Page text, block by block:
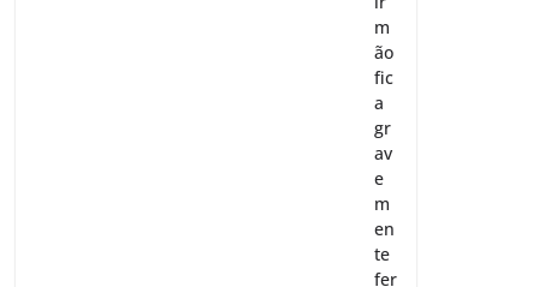
m
ão
fic
a
gr
av
e
m
en
te
fer